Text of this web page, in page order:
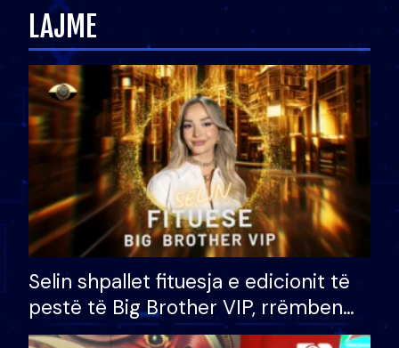
LAJME
Selin shpallet fituesja e edicionit të
pestë të Big Brother VIP, rrëmben
çmimin e madh prej 100 mijë eurosh